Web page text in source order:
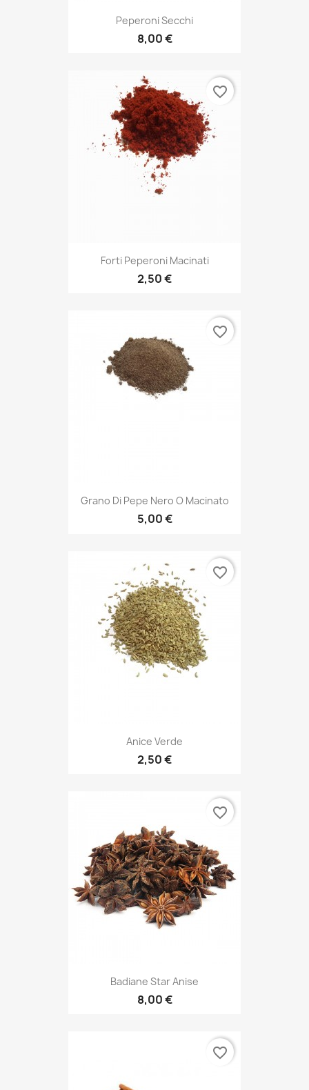
Peperoni Secchi
8,00 €
Forti Peperoni Macinati
2,50 €
favorite_border
Grano Di Pepe Nero O Macinato
5,00 €
favorite_border
Anice Verde
2,50 €
favorite_border
Badiane Star Anise
8,00 €
favorite_border
favorite_border